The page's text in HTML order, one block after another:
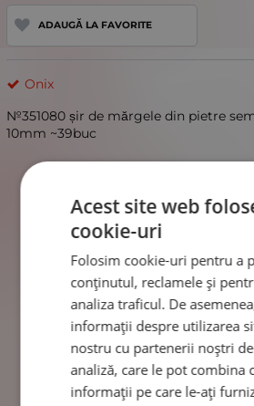
ADAUGĂ LA FAVORITE
Onix
№351080 șir de mărgele din pietre
10mm ~39buc
Acest site web
cookie-uri
Folosim cookie-uri pentru a
conținutul, reclamele și
analiza traficul. De
informații despre utilizarea
nostru cu partenerii noștri
analiză, care le pot combina
informații pe care le-ați